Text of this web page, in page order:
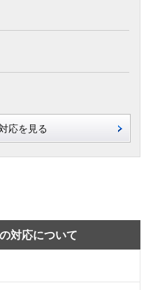
応を見る
対応について